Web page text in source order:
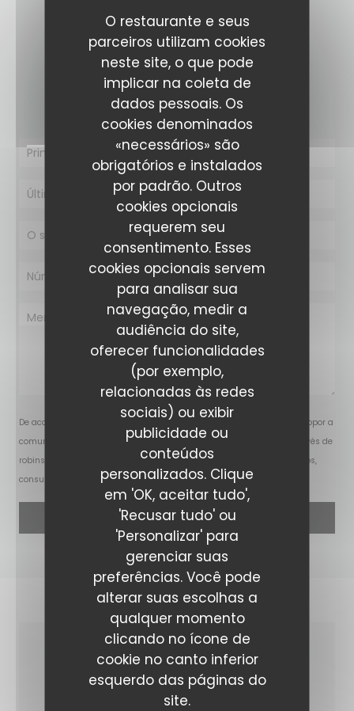
O restaurante e seus
parceiros utilizam cookies
neste site, o que pode
implicar na coleta de
dados pessoais. Os
cookies denominados
«necessários» são
obrigatórios e instalados
por padrão. Outros
cookies opcionais
requerem seu
consentimento. Esses
cookies opcionais servem
para analisar sua
navegação, medir a
audiência do site,
oferecer funcionalidades
(por exemplo,
relacionadas às redes
sociais) ou exibir
publicidade ou
conteúdos
personalizados. Clique
em 'OK, aceitar tudo',
'Recusar tudo' ou
'Personalizar' para
gerenciar suas
preferências. Você pode
alterar suas escolhas a
qualquer momento
clicando no ícone de
cookie no canto inferior
esquerdo das páginas do
site.
CONTACTE-NOS
Deseja contactar-nos ?
Preencha o formulário abaixo!
De acordo com a legislação de proteção de dados, tem o direito de se opor a
comunicações de marketing. Pode registar-se na Lista Robinson através de
robinson.pt
. Para mais informações sobre o tratamento dos seus dados,
consulte a nossa
política de privacidade.
INFORMAÇÕES GERAIS